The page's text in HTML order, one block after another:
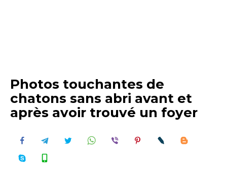
Photos touchantes de
chatons sans abri avant et
après avoir trouvé un foyer